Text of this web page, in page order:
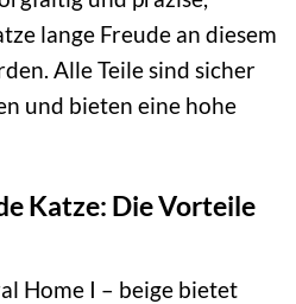
lange Freude an diesem
Alle Teile sind sicher
und bieten eine hohe
Katze: Die Vorteile
Home I – beige bietet